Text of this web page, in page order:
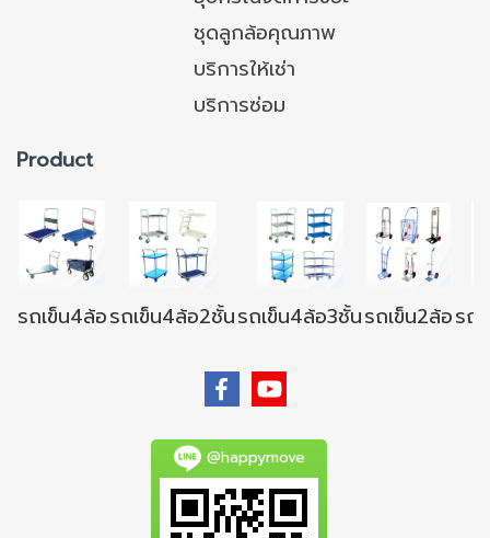
ชุดลูกล้อคุณภาพ
บริการให้เช่า
บริการซ่อม
Product
รถเข็น4ล้อรถเข็น4ล้อ2ชั้นรถเข็น4ล้อ3ชั้นรถเข็น2ล้อรถ
@happymove